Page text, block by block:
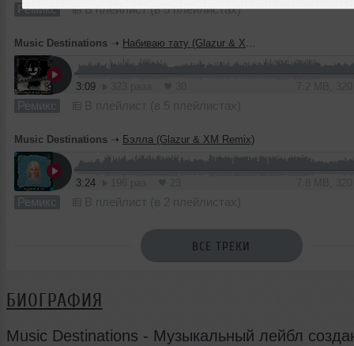
Ремикс В плейлист (в 5 плейлистах)
Music Destinations ➝ Набиваю тату (Glazur & Xm Remix)
3:09
Ремикс В плейлист (в 5 плейлистах)
Music Destinations ➝ Бэлла (Glazur & XM Remix)
3:24
Ремикс В плейлист (в 2 плейлистах)
ВСЕ ТРЕКИ
БИОГРАФИЯ
Music Destinations - Музыкальный лейбл